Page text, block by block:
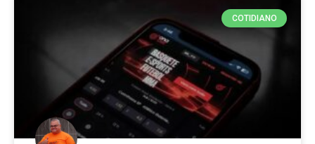
COTIDIANO